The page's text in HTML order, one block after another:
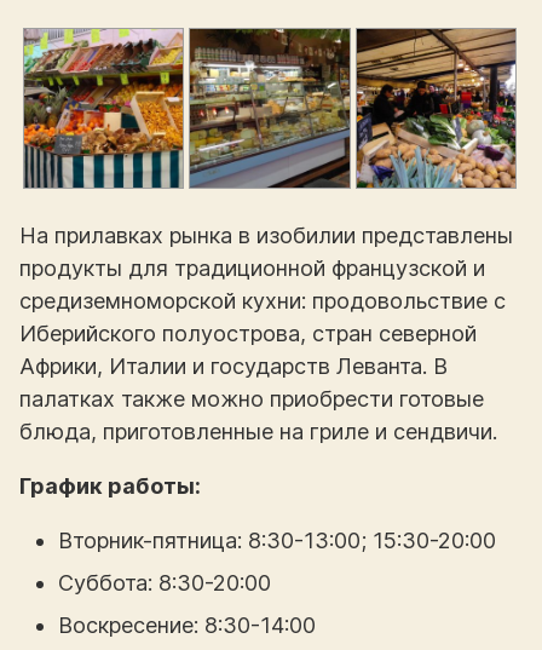
На прилавках рынка в изобилии представлены
продукты для традиционной французской и
средиземноморской кухни: продовольствие с
Иберийского полуострова, стран северной
Африки, Италии и государств Леванта. В
палатках также можно приобрести готовые
блюда, приготовленные на гриле и сендвичи.
График работы:
Вторник-пятница: 8:30-13:00; 15:30-20:00
Суббота: 8:30-20:00
Воскресение: 8:30-14:00